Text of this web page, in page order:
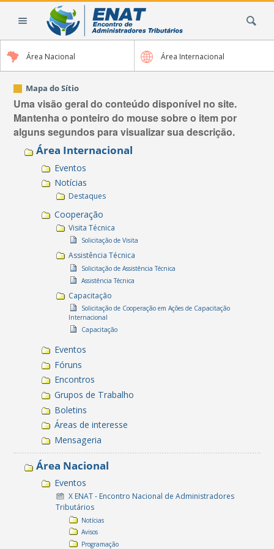
Área Nacional Área Internacional
Mapa do Sítio
Uma visão geral do conteúdo disponível no site.
Mantenha o ponteiro do mouse sobre o item por
alguns segundos para visualizar sua descrição.
Área Internacional
Eventos
Notícias
Destaques
Cooperação
Visita Técnica
Solicitação de Visita
Assistência Técnica
Solicitação de Assistência Técnica
Assistência Técnica
Capacitação
Solicitação de Cooperação em Ações de Capacitação
Internacional
Capacitação
Eventos
Fóruns
Encontros
Grupos de Trabalho
Boletins
Áreas de interesse
Mensageria
Área Nacional
Eventos
X ENAT - Encontro Nacional de Administradores
Tributários
Notícias
Avisos
Programação